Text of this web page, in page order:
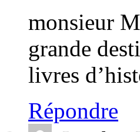
monsieur
grande
livres
Répondre